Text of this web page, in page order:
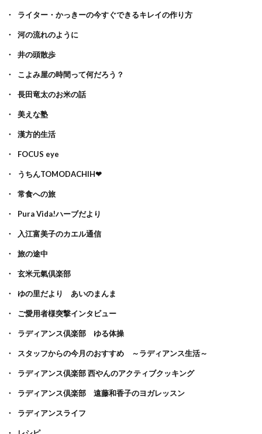
ライター・かっきーの今すぐできるキレイの作り方
河の流れのように
井の頭散歩
こよみ屋の時間って何だろう？
長田竜太のお米の話
美えな塾
漢方的生活
FOCUS eye
うちんTOMODACHIH❤
常食への旅
Pura Vida!ハーブだより
入江富美子のカエル通信
旅の途中
玄米元氣倶楽部
ゆの里だより あいのまんま
ご愛用者様突撃インタビュー
ラディアンス倶楽部 ゆる体操
スタッフからの今月のおすすめ ～ラディアンス生活～
ラディアンス倶楽部 西やんのアクティブクッキング
ラディアンス倶楽部 遠藤和香子のヨガレッスン
ラディアンスライフ